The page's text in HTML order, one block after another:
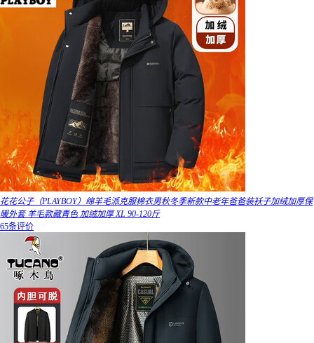
花花公子（PLAYBOY）绵羊毛派克服棉衣男秋冬季新款中老年爸爸装袄子加绒加厚保
暖外套 羊毛款藏青色 加绒加厚 XL 90-120斤
65条评价